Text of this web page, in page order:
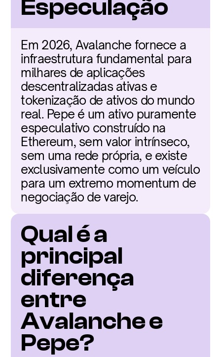
Especulação
Em 2026, Avalanche fornece a
infraestrutura fundamental para
milhares de aplicações
descentralizadas ativas e
tokenização de ativos do mundo
real. Pepe é um ativo puramente
especulativo construído na
Ethereum, sem valor intrínseco,
sem uma rede própria, e existe
exclusivamente como um veículo
para um extremo momentum de
negociação de varejo.
Qual é a
principal
diferença
entre
Avalanche e
Pepe?